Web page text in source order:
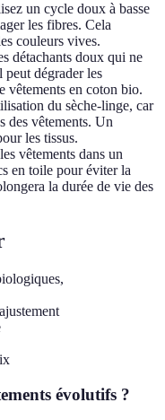
un cycle doux à basse
les fibres. Cela
couleurs vives.
détachants doux qui ne
peut dégrader les
vêtements en coton bio.
du sèche-linge, car
des vêtements. Un
les tissus.
vêtements dans un
en toile pour éviter la
la durée de vie des
évolutifs ?